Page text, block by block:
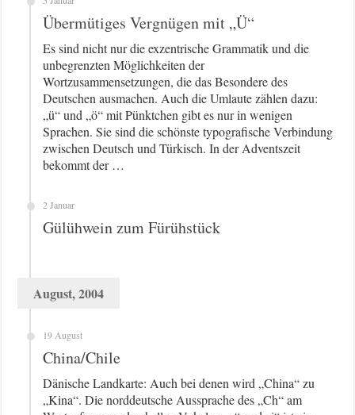
Übermütiges Vergnügen mit „Ü“
Es sind nicht nur die exzentrische Grammatik und die
unbegrenzten Möglichkeiten der
Wortzusammensetzungen, die das Besondere des
Deutschen ausmachen. Auch die Umlaute zählen dazu:
„ü“ und „ö“ mit Pünktchen gibt es nur in wenigen
Sprachen. Sie sind die schönste typografische Verbindung
zwischen Deutsch und Türkisch. In der Adventszeit
bekommt der …
2 Januar
Gülühwein zum Fürühstück
August, 2004
19 August
China/Chile
Dänische Landkarte: Auch bei denen wird „China“ zu
„Kina“. Die norddeutsche Aussprache des „Ch“ am